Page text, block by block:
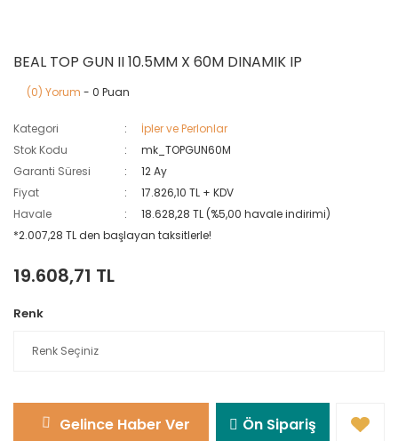
BEAL TOP GUN II 10.5MM X 60M DINAMIK IP
(0) Yorum - 0 Puan
Kategori
İpler ve Perlonlar
Stok Kodu
mk_TOPGUN60M
Garanti Süresi
12 Ay
Fiyat
17.826,10 TL + KDV
Havale
18.628,28 TL (%5,00 havale indirimi)
*2.007,28 TL den başlayan taksitlerle!
19.608,71 TL
Renk
Gelince Haber Ver Ön Sipariş